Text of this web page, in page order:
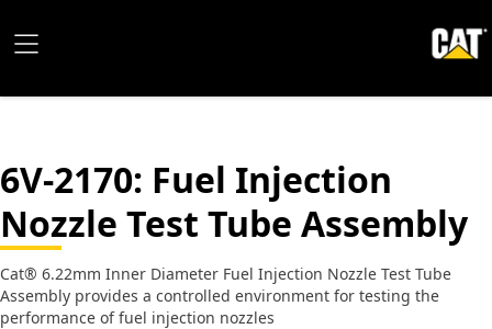
6V-2170: Fuel Injection
Nozzle Test Tube Assembly
Cat® 6.22mm Inner Diameter Fuel Injection Nozzle Test Tube
Assembly provides a controlled environment for testing the
performance of fuel injection nozzles